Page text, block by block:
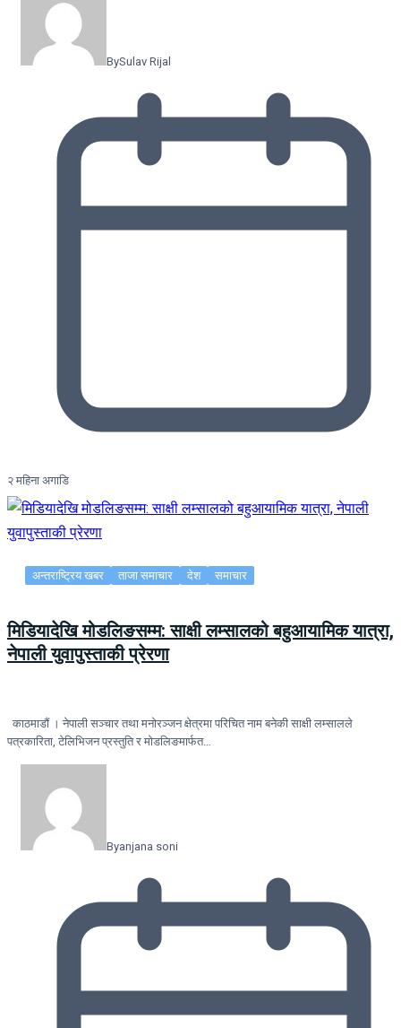
BySulav Rijal
२ महिना अगाडि
अन्तराष्ट्रिय खबर ताजा समाचार देश समाचार
मिडियादेखि मोडलिङसम्म: साक्षी लम्सालको बहुआयामिक यात्रा,
नेपाली युवापुस्ताकी प्रेरणा
काठमाडौं । नेपाली सञ्चार तथा मनोरञ्जन क्षेत्रमा परिचित नाम बनेकी साक्षी लम्सालले
पत्रकारिता, टेलिभिजन प्रस्तुति र मोडलिङमार्फत…
Byanjana soni